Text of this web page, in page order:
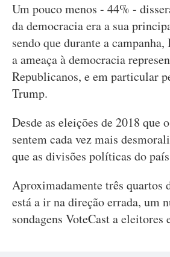
Um pouco menos - 44% -
da democracia era a sua
sendo que durante a
a ameaça à democracia
Republicanos, e em particular
Trump.
Desde as eleições de 2018 que
sentem cada vez mais
que as divisões políticas do
Aproximadamente três quartos
está a ir na direção errada, um
sondagens VoteCast a eleitores